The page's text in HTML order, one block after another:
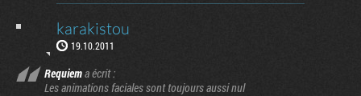
karakistou
19.10.2011
Requiema écrit :
Les animations faciales sont toujours aussi nul